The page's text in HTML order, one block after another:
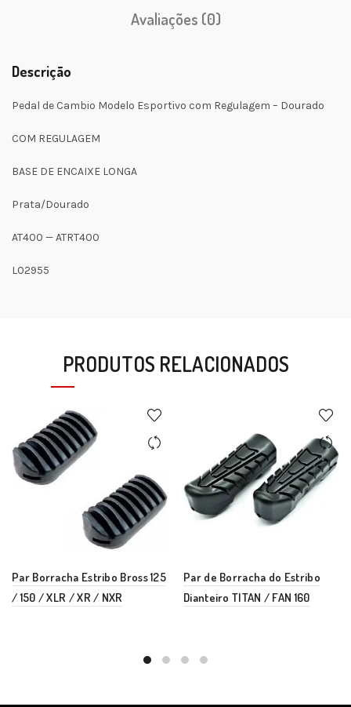
Avaliações (0)
Descrição
Pedal de Cambio Modelo Esportivo com Regulagem – Dourado
COM REGULAGEM
BASE DE ENCAIXE LONGA
Prata/Dourado
AT400 — ATRT400
L02955
PRODUTOS RELACIONADOS
Par Borracha Estribo Bross 125
/ 150 / XLR / XR / NXR
Par de Borracha do Estribo
Dianteiro TITAN / FAN 160